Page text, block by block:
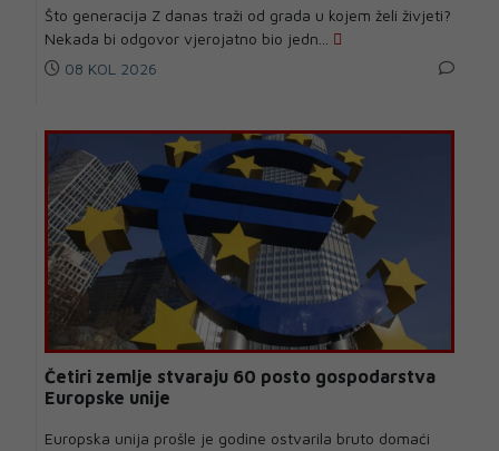
Što generacija Z danas traži od grada u kojem želi živjeti?
Nekada bi odgovor vjerojatno bio jedn...
08 KOL 2026
Četiri zemlje stvaraju 60 posto gospodarstva
Europske unije
Europska unija prošle je godine ostvarila bruto domaći